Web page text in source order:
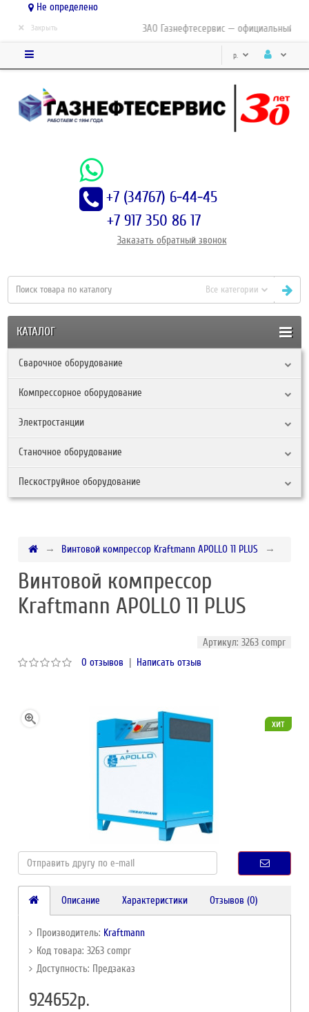
Не определено
ЗАО Газнефтесервис — официальный
× Закрыть
р.
+7 (34767) 6-44-45
+7 917 350 86 17
Заказать обратный звонок
Все категории
КАТАЛОГ
Сварочное оборудование
Компрессорное оборудование
Электростанции
Станочное оборудование
Пескоструйное оборудование
Винтовой компрессор Kraftmann APOLLO 11 PLUS
Винтовой компрессор
Kraftmann APOLLO 11 PLUS
Артикул: 3263 compr
0 отзывов | Написать отзыв
хит
Описание Характеристики Отзывов (0)
Производитель: Kraftmann
Код товара: 3263 compr
Доступность: Предзаказ
924652р.